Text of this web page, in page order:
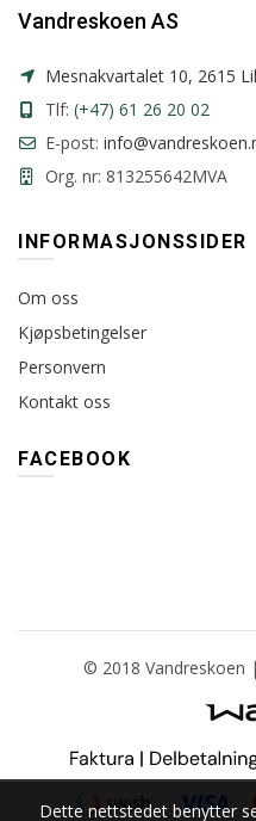
Vandreskoen AS
Mesnakvartalet 10, 2615
Tlf: (+47) 61 26 20 02
E-post:
Org. nr: 813255642MVA
INFORMASJONSSIDER
Om oss
Kjøpsbetingelser
Personvern
Kontakt oss
FACEBOOK
© 2018 Vandreskoen
Dette nettstedet benytter